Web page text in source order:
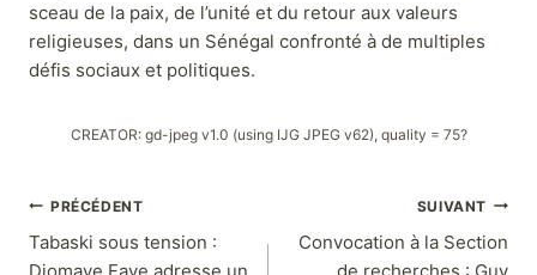
sceau de la paix, de l’unité et du retour aux valeurs
religieuses, dans un Sénégal confronté à de multiples
défis sociaux et politiques.
CREATOR: gd-jpeg v1.0 (using IJG JPEG v62), quality = 75?
PRÉCÉDENT
Tabaski sous tension :
SUIVANT
Convocation à la Section